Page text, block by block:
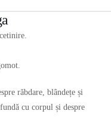
răbdare, blândețe și
cu corpul și despre